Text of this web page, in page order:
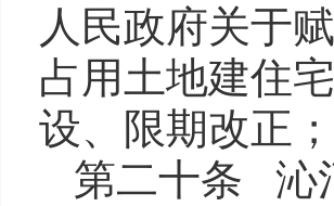
人民政府关于
占用土地建住
设、限期改正
第二十条 沁